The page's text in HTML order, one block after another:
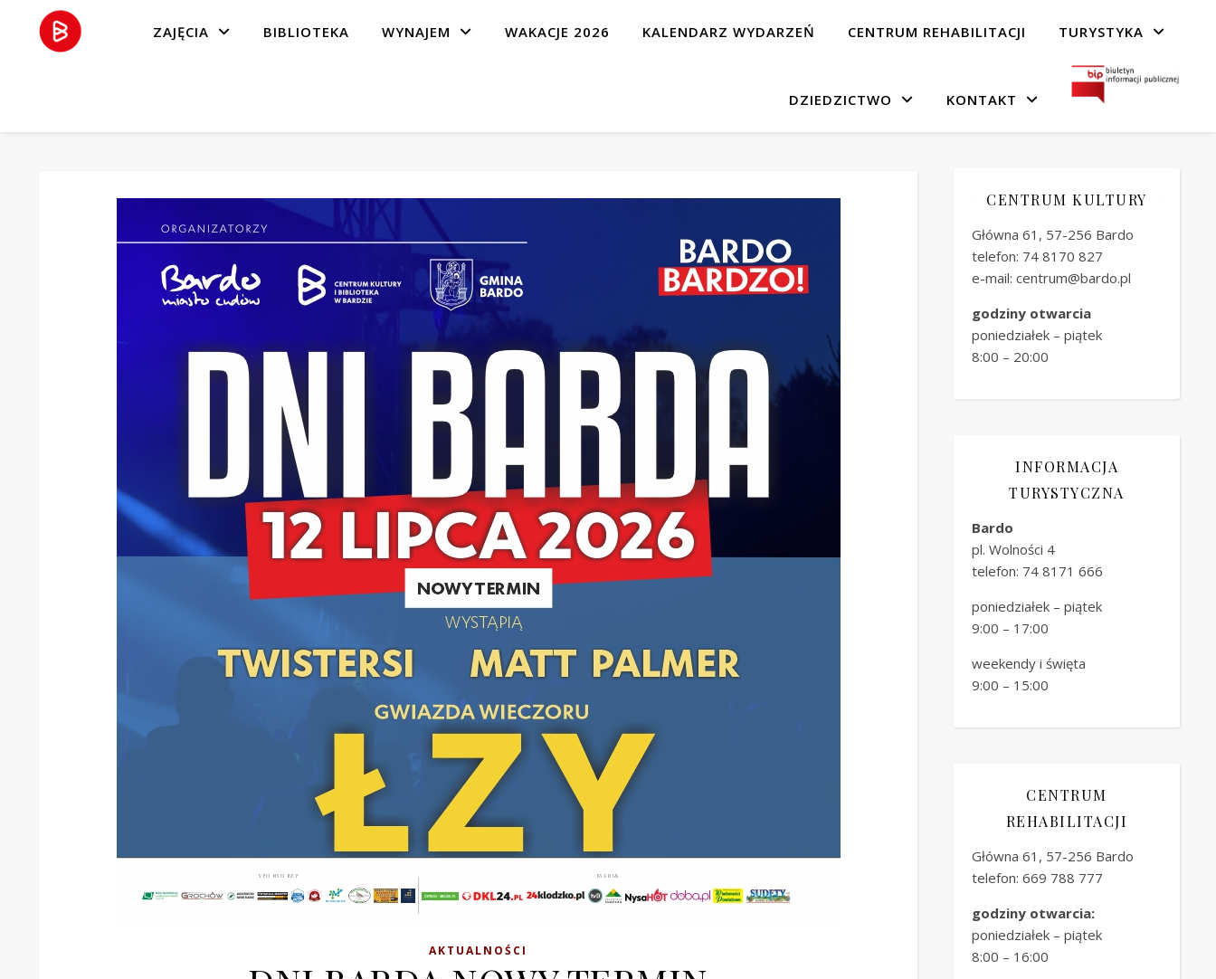
ZAJĘCIA BIBLIOTEKA WYNAJEM WAKACJE 2026 KALENDARZ WYDARZEŃ CENTRUM REHABILITACJI TURYSTYKA
DZIEDZICTWO KONTAKT
AKTUALNOŚCI
CENTRUM KULTURY
Główna 61, 57-256 Bardo
telefon: 74 8170 827
e-mail: centrum@bardo.pl
godziny otwarcia
poniedziałek – piątek
8:00 – 20:00
INFORMACJA
TURYSTYCZNA
Bardo
pl. Wolności 4
telefon: 74 8171 666
poniedziałek – piątek
9:00 – 17:00
weekendy i święta
9:00 – 15:00
CENTRUM
REHABILITACJI
Główna 61, 57-256 Bardo
telefon: 669 788 777
godziny otwarcia:
poniedziałek – piątek
8:00 – 16:00